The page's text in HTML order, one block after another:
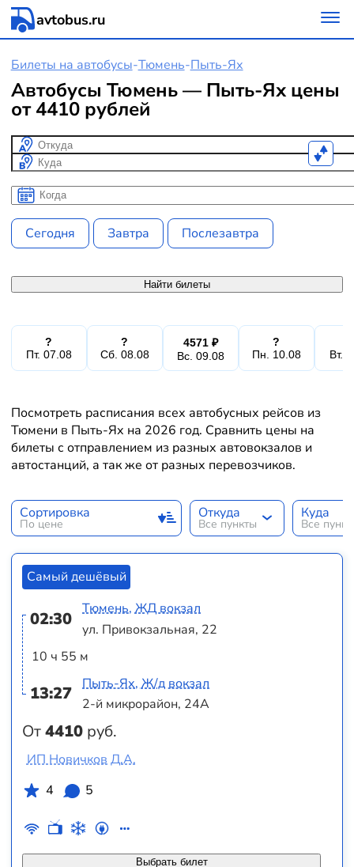
avtobus.ru
Билеты на автобусы-Тюмень-Пыть-Ях
Автобусы Тюмень — Пыть-Ях цены
от 4410 рублей
Откуда
Куда
Когда
Когда
Сегодня Завтра Послезавтра
Найти билеты
?
Пт. 07.08
?
Сб. 08.08
4571 ₽
Вс. 09.08
?
Пн. 10.08
Вт.
Посмотреть расписания всех автобусных рейсов из
Тюмени в Пыть-Ях на 2026 год. Сравнить цены на
билеты с отправлением из разных автовокзалов и
автостанций, а так же от разных перевозчиков.
Сортировка
По цене
Откуда
Все пункты
Куда
Все
Самый дешёвый
02:30
10 ч 55 м
13:27
От4410 руб.
Тюмень, ЖД вокзал
ул. Привокзальная, 22
Пыть-Ях, Ж/д вокзал
2-й микрорайон, 24А
Выбрать билет
ИП Новичков Д.А.
4
5